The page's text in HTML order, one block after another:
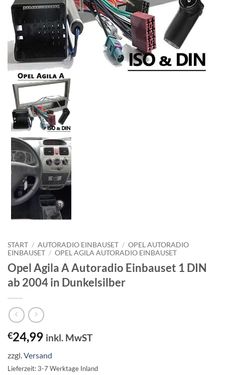
START / AUTORADIO EINBAUSET / OPEL AUTORADIO
EINBAUSET / OPEL AGILA AUTORADIO EINBAUSET
Opel Agila A Autoradio Einbauset 1 DIN
ab 2004 in Dunkelsilber
€24,99 inkl. MwST
zzgl.Versand
Lieferzeit: 3-7 Werktage Inland